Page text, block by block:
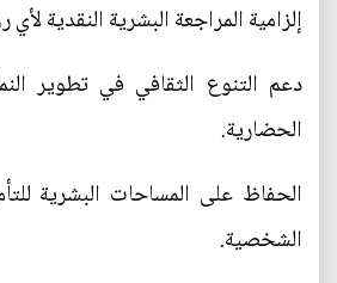
إلزامية المراجعة البشرية النقدية
دعم التنوع الثقافي في تطوير
الحضارية.
الحفاظ على المساحات البشرية
الشخصية.